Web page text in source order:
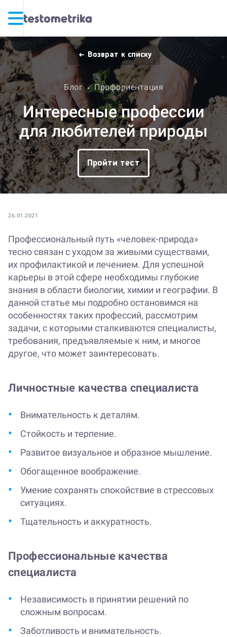
Возврат к списку
Блог Профориентация
Интересные профессии
для любителей природы
Пройти тест
26.01.2021
Профессиональный путь «человек-природа»
тесно связан с уходом за живыми существами,
их профилактикой и лечением. Для успешной
карьеры в этой сфере необходимы глубокие
знания в области биологии, химии и географии. В
данной статье мы подробно остановимся на
особенностях таких профессий, рассмотрим
задачи, с которыми сталкиваются специалисты,
требования, предъявляемые к ним, и многое
другое, что может заинтересовать.
Личностные качества специалиста
Внимательность к деталям.
Стойкость и терпение.
Развитое визуальное и образное мышление.
Обогащенное воображение.
Умение сохранять спокойствие в стрессовых
ситуациях.
Тщательность и аккуратность.
Профессиональные качества
специалиста
Независимость в принятии решений по
сложным вопросам.
Заботливость и внимательность.